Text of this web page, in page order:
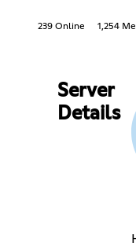
239 Online 1,254
Server
Details